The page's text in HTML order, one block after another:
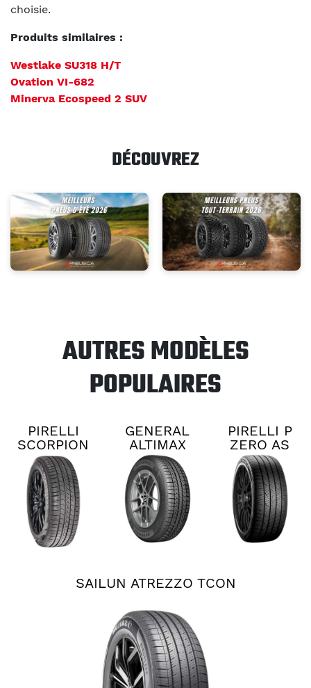
choisie.
Produits similaires :
Westlake SU318 H/T
Ovation VI-682
Minerva Ecospeed 2 SUV
DÉCOUVREZ
AUTRES MODÈLES
POPULAIRES
PIRELLI
SCORPION
ALL
SEASON
PLUS 3
GENERAL
ALTIMAX
RT45
PIRELLI P
ZERO AS
PLUS 3
SAILUN ATREZZO TCON